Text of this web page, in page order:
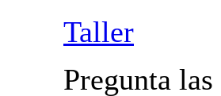
Taller
Pregunta las